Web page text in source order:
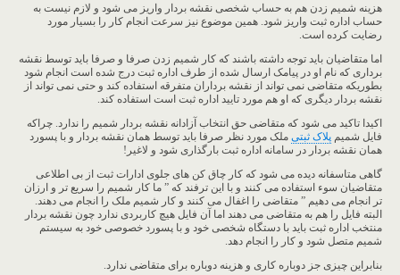
هزینه شمیم زدن هم به حساب شخصی نقشه بردار واریز می شود و لازم نیست به
حساب اداره ثبت واریز شود. همین موضوع نیز سرعت انجام کار را بسیار مورد
رضایت کرده است.
اما متقاضیان باید توجه داشته باشند که کار شمیم زدن صرفا و صرفا باید توسط نقشه
برداری که نام او در پیامک ارسال شده از طرف اداره ثبت درج شده است انجام شود
بطوریکه متقاضی نمی تواند از نقشه برداران متفرقه استفاده کند و حتی نمی تواند از
نقشه بردار دیگری که او هم مورد تایید اداره ثبت است استفاده کند.
اکیدا تاکید می شود که متقاضی حق انتخاب آزادانه نقشه بردار شمیم را ندارد. چراکه
فایل شمیم پلاک ثبتی ملک مورد نظر صرفا باید توسط همان نقشه بردار و با پسورد
همان نقشه بردار در سامانه اداره ثبت بارگذاری شود و لاغیر!
گاهی متاسفانه دیده می شود که کار چاق کن های جلوی ادارات ثبت از بی اطلاعی
متقاضیان سوء استفاده می کنند و با این ترفند که ” ما کار شمیم را سریع تر و ارزان
تر انجام می دهیم ” متقاضی را اغفال می کنند و کار شمیم ملک را انجام می دهند.
البته فایل را هم به متقاضی می دهند اما آن فایل هیچ کاربردی ندارد چون نقشه بردار
منتخب اداره ثبت باید با دستگاه شخصی خود و با پسورد خصوصی خود به سیستم
شمیم متصل شود و کار را انجام دهد.
بنابراین چیزی جز دوباره کاری و هزینه دوباره برای متقاضی ندارد.